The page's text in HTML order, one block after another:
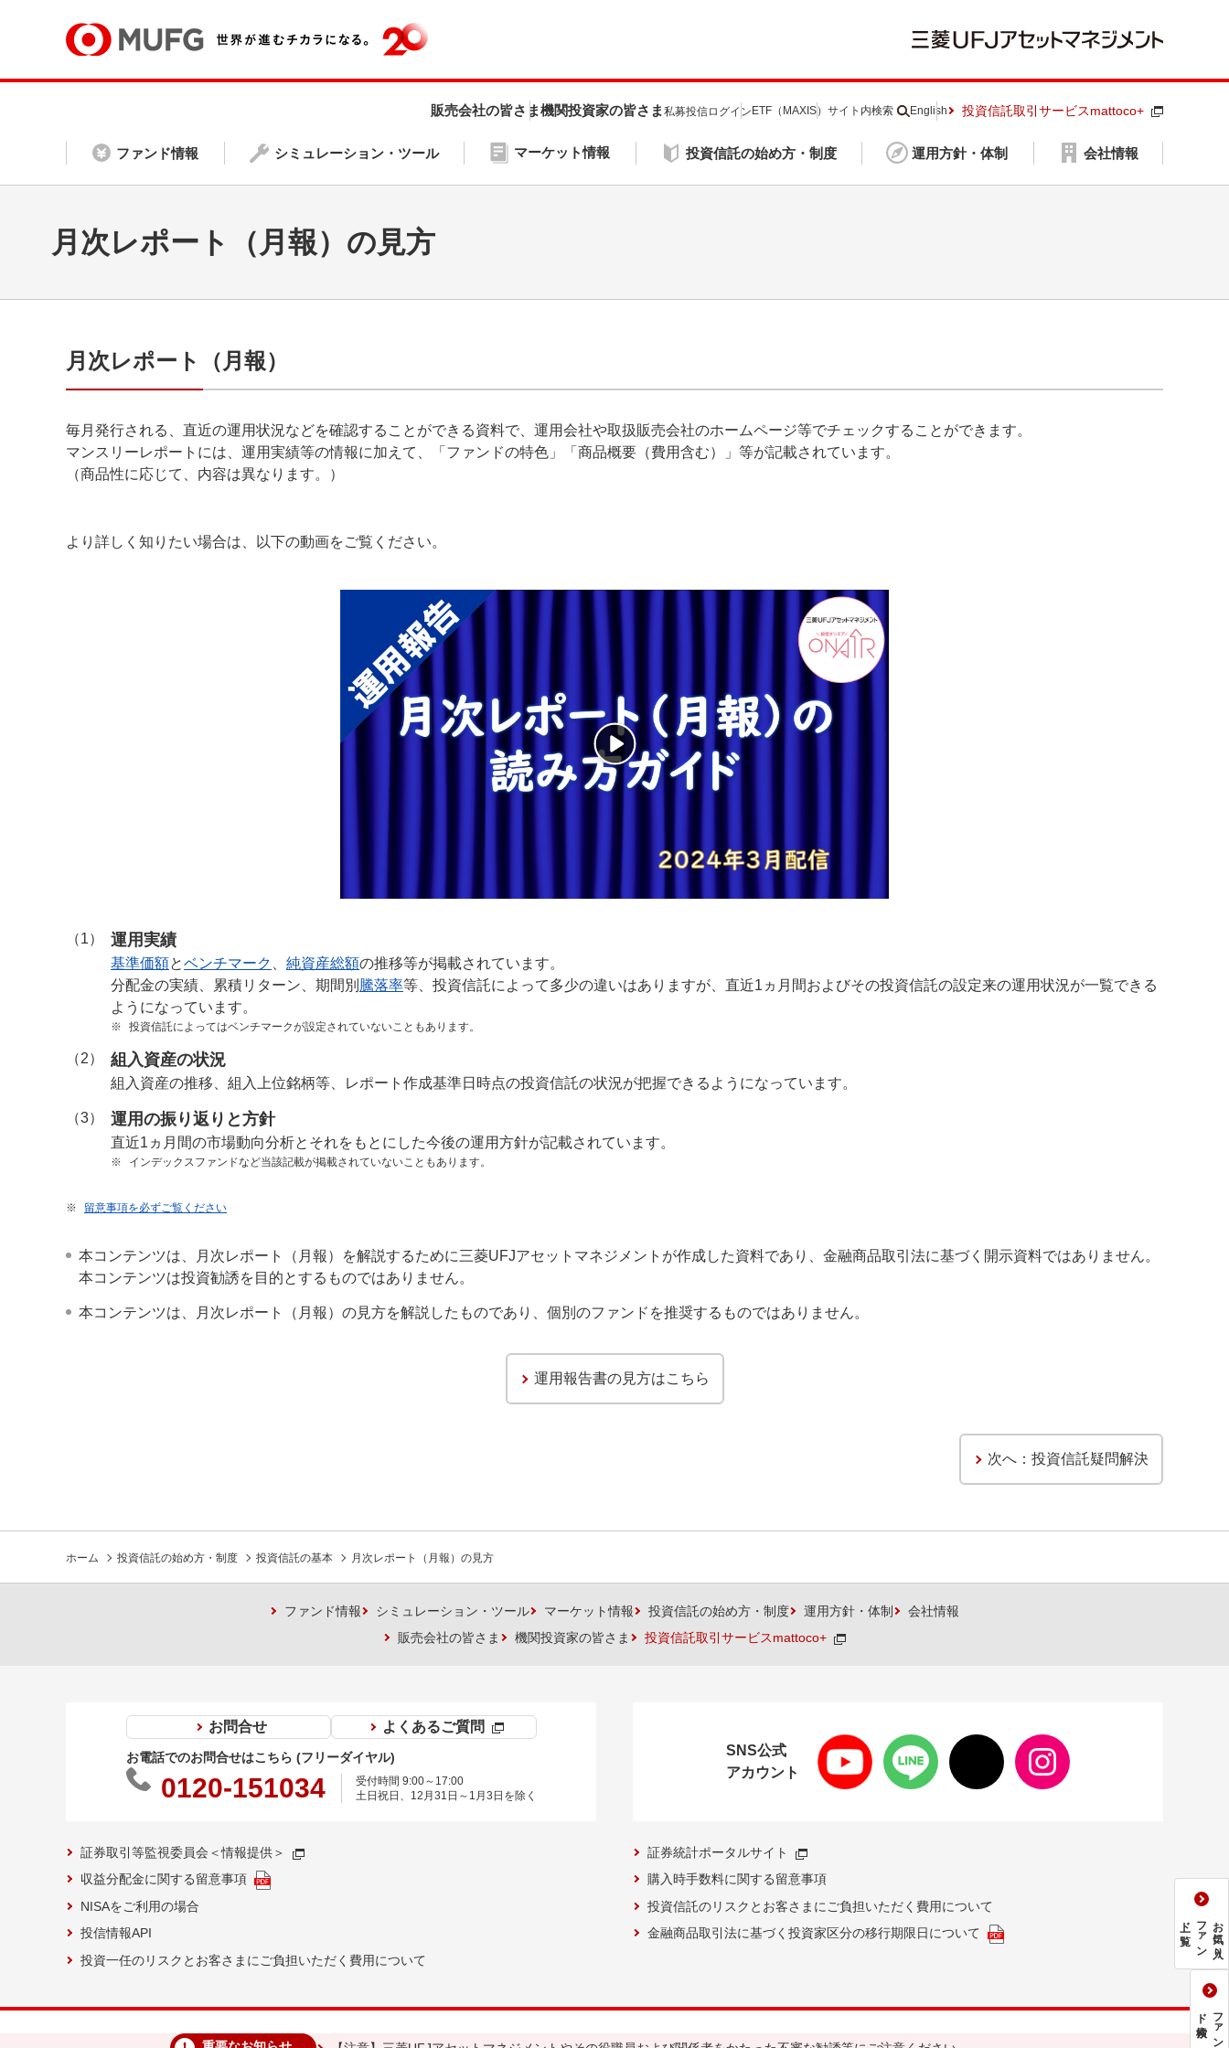
ファンド情報 シミュレーション・ツール マーケット情報 投資信託の始め方・制度 運用方針・体制 会社情報
販売会社の皆さま機関投資家の皆さま 私募投信ログイン ETF（MAXIS） サイト内検索 English 投資信託取引サービスmattoco+
月次レポート（月報）の見方
月次レポート（月報）
毎月発行される、直近の運用状況などを確認することができる資料で、運用会社や取扱販売会社のホームページ等でチェックすることができます。
マンスリーレポートには、運用実績等の情報に加えて、「ファンドの特色」「商品概要（費用含む）」等が記載されています。
（商品性に応じて、内容は異なります。）
より詳しく知りたい場合は、以下の動画をご覧ください。
（1） 運用実績
基準価額とベンチマーク 純資産総額の推移等が掲載されています。
分配金の実績、累積リターン、期間別 騰落率等、投資信託によって多少の違いはありますが、直近1ヵ月間およびその投資信託の設定来の運用状況が一覧できる
ようになっています。
※ 投資信託によってはベンチマークが設定されていないこともあります。
（2） 組入資産の状況
組入資産の推移、組入上位銘柄等、レポート作成基準日時点の投資信託の状況が把握できるようになっています。
（3） 運用の振り返りと方針
直近1ヵ月間の市場動向分析とそれをもとにした今後の運用方針が記載されています。
※ インデックスファンドなど当該記載が掲載されていないこともあります。
※ 留意事項を必ずご覧ください
本コンテンツは、月次レポート（月報）を解説するために三菱UFJアセットマネジメントが作成した資料であり、金融商品取引法に基づく開示資料ではありません。
本コンテンツは投資勧誘を目的とするものではありません。
本コンテンツは、月次レポート（月報）の見方を解説したものであり、個別のファンドを推奨するものではありません。
運用報告書の見方はこちら
次へ：投資信託疑問解決
お気に入り
フ
ァ
ン
ド
一覧
フ
ァ
ン
ド
検索
ホーム 投資信託の始め方・制度 投資信託の基本 月次レポート（月報）の見方
ファンド情報 シミュレーション・ツール マーケット情報 投資信託の始め方・制度 運用方針・体制
会社情報
販売会社の皆さま
機関投資家の皆さま 投資信託取引サービスmattoco+
お問合せ よくあるご質問
お電話でのお問合せはこちら (フリーダイヤル)
0120-151034
受付時間 9:00～17:00
土日祝日、12月31日～1月3日を除く
SNS公式
アカウント
証券取引等監視委員会＜情報提供＞
証券統計ポータルサイト
収益分配金に関する留意事項
購入時手数料に関する留意事項
NISAをご利用の場合
投資信託のリスクとお客さまにご負担いただく費用について
投信情報API
金融商品取引法に基づく投資家区分の移行期限日について
投資一任のリスクとお客さまにご負担いただく費用について